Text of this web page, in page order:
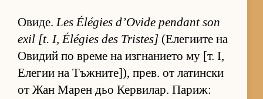
Ови­де.Les Élégies d’Ovide pendant son
exil [t. I, Élégies des Tristes] (Е­ле­ги­ите на
Ови­дий по време на из­г­на­ни­ето му [т. I,
Еле­гии на Тъж­ни­те­]), прев. от ла­тин­ски
от Жан Ма­рен дьо Кер­ви­лар. Па­риж: